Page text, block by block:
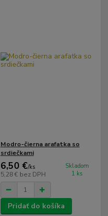
Modro-čierna arafatka so
srdiečkami
6,50 €/ks
5,28 € bez DPH
Skladom
1 ks
Pridať do košíka